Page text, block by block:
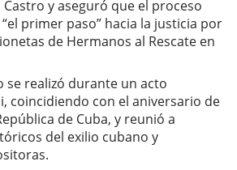
y aseguró que el proceso
primer paso” hacia la justicia por
de Hermanos al Rescate en
se realizó durante un acto
coincidiendo con el aniversario de
de Cuba, y reunió a
del exilio cubano y